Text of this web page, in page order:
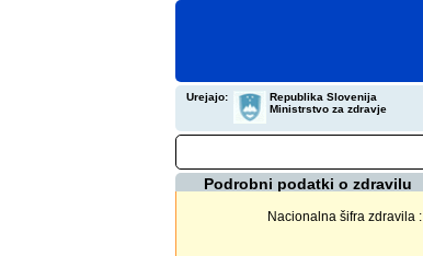
Urejajo:
Republika Slovenija
Ministrstvo za zdravje
Podrobni podatki o zdravilu
Nacionalna šifra zdravila :